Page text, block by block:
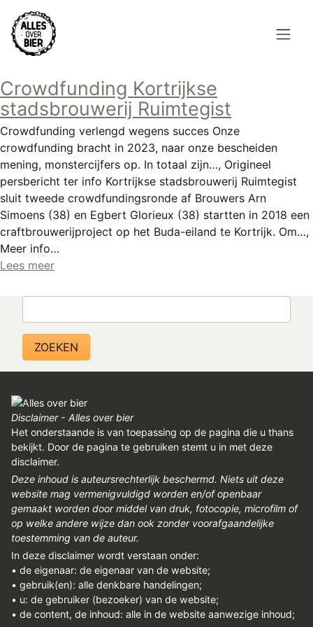
Overslaan
en
naar
gaan
REGISTREREN
MELDPUNT
FACEBOOK
Hoofdnavigatie
HOME
BROUWEN
BLOG
AANBOD
AGENDA
Crowdfunding Kortrijkse
stadsbrouwerij Ruimtegist
Crowdfunding verlengd wegens succes Onze
crowdfunding bracht in 2023, naar onze bescheiden
mening, monstercijfers op. In totaal zijn…, Origineel
persbericht ter info Kortrijkse stadsbrouwerij Ruimtegist
sluit tweede crowdfundingsronde af Brouwers Arn
Simoens (38) en Egbert Glorieux (38) startten in 2018 een
craftbrouwerijproject op het Buda-eiland te Kortrijk. Om…,
Meer info…
Lees meer
Disclaimer - Alles over bier
Het onderstaande is van toepassing op de pagina die u thans
bekijkt. Door de pagina te gebruiken stemt u in met deze
disclaimer.
Deze inhoud is auteursrechterlijk beschermd. Niets uit deze
website mag vermenigvuldigd worden en/of openbaar
gemaakt worden door middel van druk, fotocopie, microfilm of
op welke andere wijze dan ook zonder voorafgaandelijke
toestemming van de auteur.
In deze disclaimer wordt verstaan onder:
• de eigenaar: de eigenaar van de website;
• gebruik(en): alle denkbare handelingen;
• u: de gebruiker (bezoeker) van de website;
• de content, de inhoud: alle in de website aanwezige inhoud;